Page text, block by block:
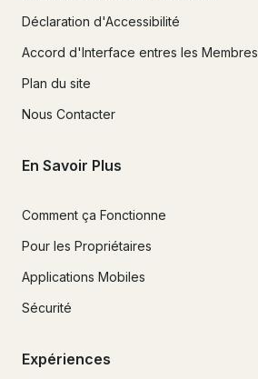
Déclaration d'Accessibilité
Accord d'Interface entres les Membres
Plan du site
Nous Contacter
En Savoir Plus
Comment ça Fonctionne
Pour les Propriétaires
Applications Mobiles
Sécurité
Expériences